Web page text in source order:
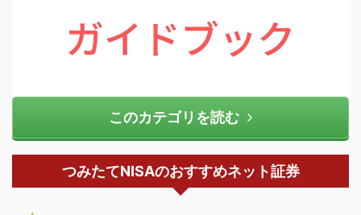
このカテゴリを読む
つみたてNISAのおすすめネット証券